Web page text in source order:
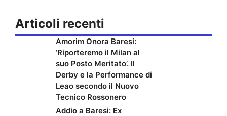
Articoli recenti
Amorim Onora Baresi:
‘Riporteremo il Milan al
suo Posto Meritato’. Il
Derby e la Performance di
Leao secondo il Nuovo
Tecnico Rossonero
Addio a Baresi: Ex